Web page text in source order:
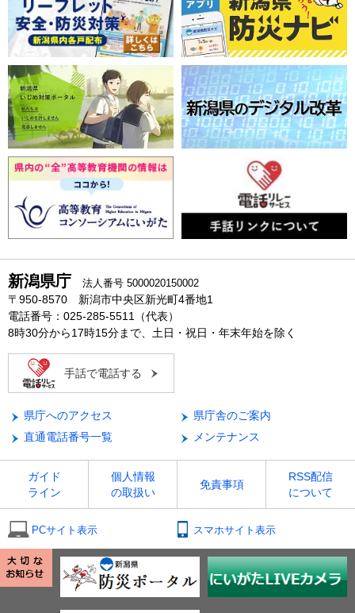
新潟県庁 法人番号 5000020150002
〒950-8570 新潟市中央区新光町4番地1
電話番号：025-285-5511（代表）
8時30分から17時15分まで、土日・祝日・年末年始を除く
手話で電話する
県庁へのアクセス
県庁舎のご案内
直通電話番号一覧
メンテナンス
ガイド
ライン
個人情報
の取扱い
免責事項
RSS配信
について
PCサイト表示 スマホサイト表示